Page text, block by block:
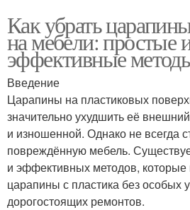
Как убрать
на мебели: простые
эффективные
Введение
Царапины на пластиковых
значительно ухудшить её
и изношенной. Однако не всегда
повреждённую мебель.
и эффективных методов, которые
царапины с пластика без особых
дорогостоящих ремонтов.